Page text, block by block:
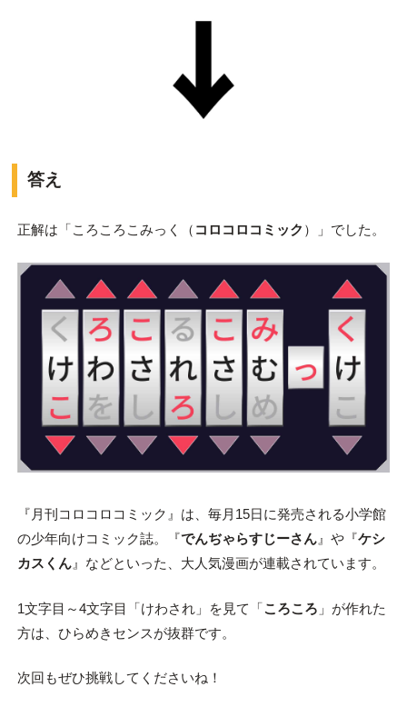
答え
正解は「ころころこみっく（ コロコロコミック ）」でした。
『月刊コロコロコミック』は、毎月15日に発売される小学館
の少年向けコミック誌。『でんぢゃらすじーさん』や『ケシ
カスくん』などといった、大人気漫画が連載されています。
1文字目～4文字目「けわされ」を見て「ころころ 」が作れた
方は、ひらめきセンスが抜群です。
次回もぜひ挑戦してくださいね！